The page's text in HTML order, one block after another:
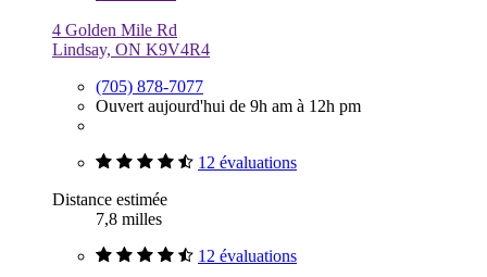
4 Golden Mile Rd
Lindsay, ON K9V4R4
(705) 878-7077
Ouvert aujourd'hui de 9h am à 12h pm
12 évaluations
Distance estimée
7,8 milles
12 évaluations